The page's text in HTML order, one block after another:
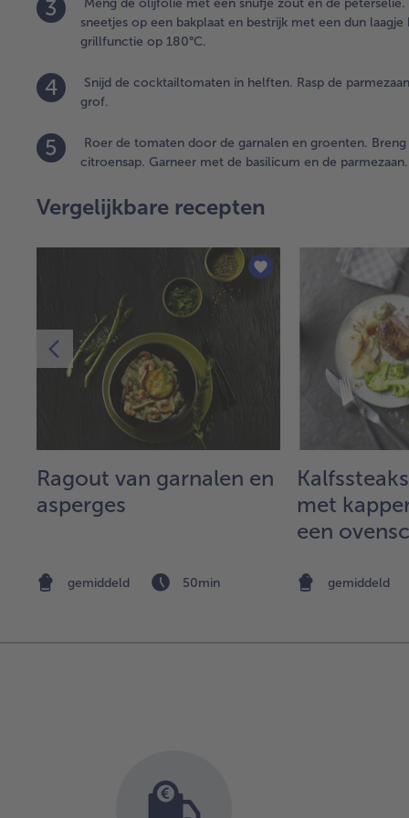
3
Meng de olijfolie met een snufje zout en de
sneetjes op een bakplaat en bestrijk met een dun
grillfunctie op 180°C.
4
Snijd de cocktailtomaten in helften. Rasp de
grof.
5
Roer de tomaten door de garnalen en groenten.
citroensap. Garneer met de basilicum en de
Vergelijkbare recepten
Ragout van garnalen en
asperges
gemiddeld 50min
met
een
gemiddeld